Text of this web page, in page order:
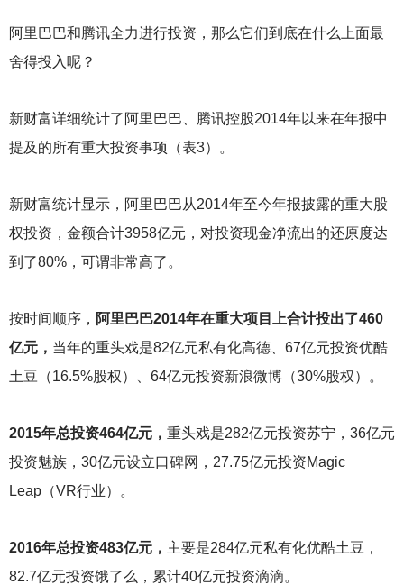
阿里巴巴和腾讯全力进行投资，那么它们到底在什么上面最
舍得投入呢？
新财富详细统计了阿里巴巴、腾讯控股2014年以来在年报中
提及的所有重大投资事项（表3）。
新财富统计显示，阿里巴巴从2014年至今年报披露的重大股
权投资，金额合计3958亿元，对投资现金净流出的还原度达
到了80%，可谓非常高了。
按时间顺序， 阿里巴巴2014年在重大项目上合计投出了460
亿元， 当年的重头戏是82亿元私有化高德、67亿元投资优酷
土豆（16.5%股权）、64亿元投资新浪微博（30%股权）。
2015年总投资464亿元， 重头戏是282亿元投资苏宁，36亿元
投资魅族，30亿元设立口碑网，27.75亿元投资Magic
Leap（VR行业）。
2016年总投资483亿元， 主要是284亿元私有化优酷土豆，
82.7亿元投资饿了么，累计40亿元投资滴滴。